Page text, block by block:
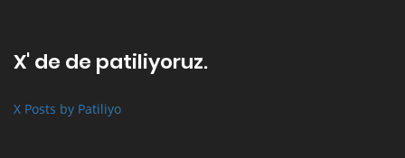
X' de de patiliyoruz.
X Posts by Patiliyo